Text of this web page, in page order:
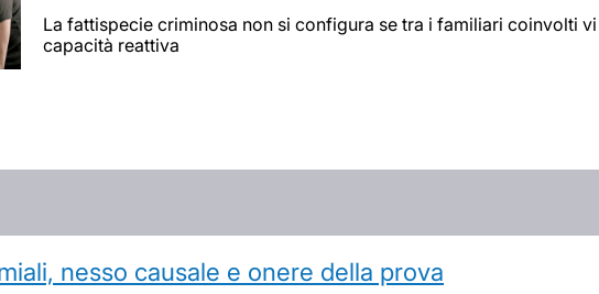
La fattispecie criminosa non si configura se tra i familiari coinvolti
capacità reattiva
nesso causale e onere della prova